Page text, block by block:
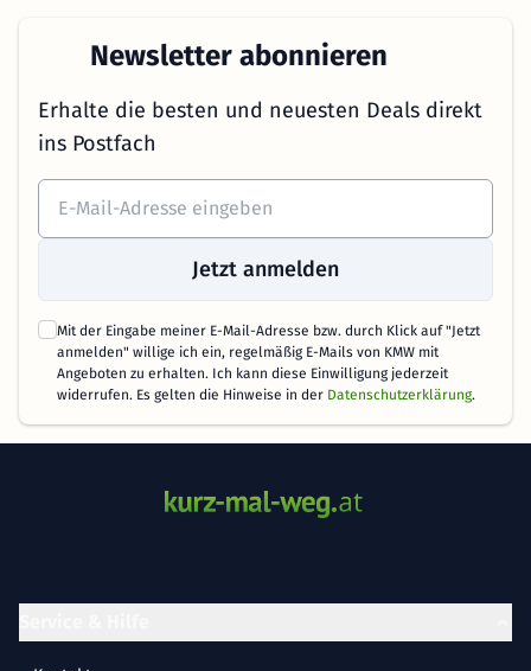
Newsletter abonnieren
Erhalte die besten und neuesten Deals direkt
ins Postfach
Jetzt anmelden
Mit der Eingabe meiner E-Mail-Adresse bzw. durch Klick auf "Jetzt
anmelden" willige ich ein, regelmäßig E-Mails von KMW mit
Angeboten zu erhalten. Ich kann diese Einwilligung jederzeit
widerrufen. Es gelten die Hinweise in der Datenschutzerklärung.